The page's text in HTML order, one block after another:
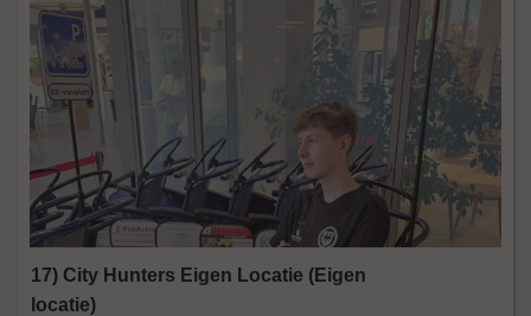
17) City Hunters Eigen Locatie (Eigen
locatie)